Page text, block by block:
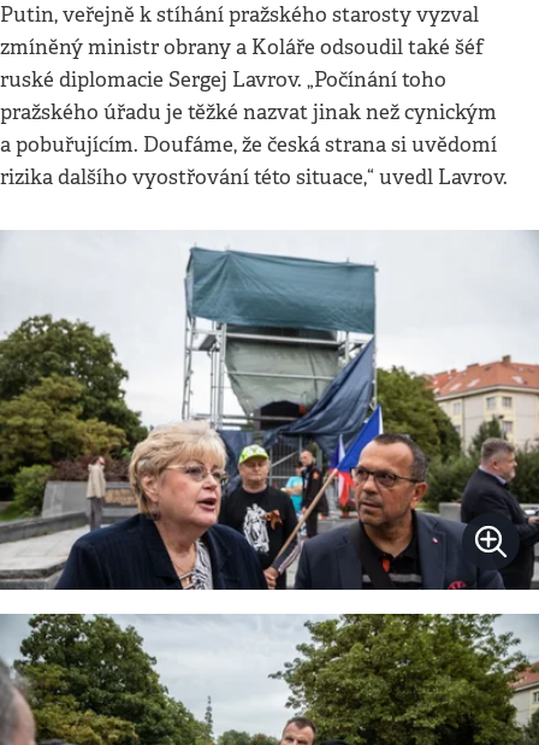
Putin, veřejně k stíhání pražského starosty vyzval
zmíněný ministr obrany a Koláře odsoudil také šéf
ruské diplomacie Sergej Lavrov. „Počínání toho
pražského úřadu je těžké nazvat jinak než cynickým
a pobuřujícím. Doufáme, že česká strana si uvědomí
rizika dalšího vyostřování této situace,“ uvedl Lavrov.